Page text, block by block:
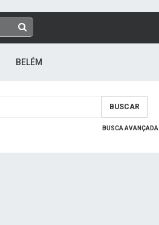
BELÉM
BUSCAR
BUSCA AVANÇADA